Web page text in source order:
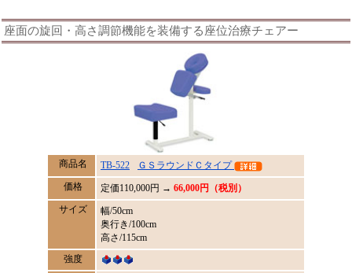
座面の旋回・高さ調節機能を装備する座位治療チェアー
商品名 TB-522
ＧＳラウンドＣタイプ
価格
定価110,000円 → 66,000円（税別）
サイズ
幅/50cm
奥行き/100cm
高さ/115cm
強度